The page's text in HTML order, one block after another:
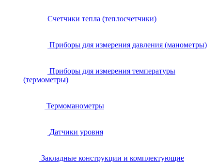
Счетчики тепла (теплосчетчики)
Приборы для измерения давления (манометры)
Приборы для измерения температуры
(термометры)
Термоманометры
Датчики уровня
Закладные конструкции и комплектующие